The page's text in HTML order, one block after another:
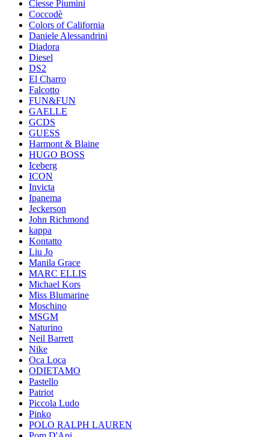
Ciesse Piumini
Coccodè
Colors of California
Daniele Alessandrini
Diadora
Diesel
DS2
El Charro
Falcotto
FUN&FUN
GAELLE
GCDS
GUESS
Harmont & Blaine
HUGO BOSS
Iceberg
ICON
Invicta
Ipanema
Jeckerson
John Richmond
kappa
Kontatto
Liu Jo
Manila Grace
MARC ELLIS
Michael Kors
Miss Blumarine
Moschino
MSGM
Naturino
Neil Barrett
Nike
Oca Loca
ODIETAMO
Pastello
Patriot
Piccola Ludo
Pinko
POLO RALPH LAUREN